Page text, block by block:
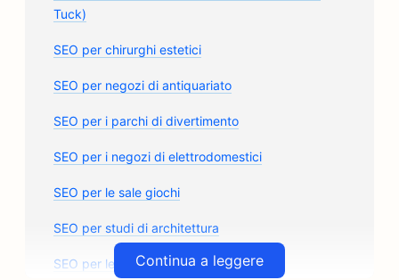
Tuck)
SEO per chirurghi estetici
SEO per negozi di antiquariato
SEO per i parchi di divertimento
SEO per i negozi di elettrodomestici
SEO per le sale giochi
SEO per studi di architettura
SEO per le carrozzerieContinua a leggere